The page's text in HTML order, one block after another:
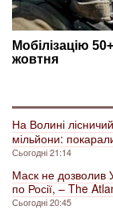
На Волині
мільйони:
Сьогодні 21:14
Маск не дозволив
по Росії, – The
Сьогодні 20:45